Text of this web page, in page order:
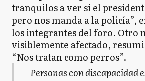
tranquilos a ver si el
pero nos manda a la policía”,
los integrantes del foro. Otro
visiblemente afectado,
“Nos tratan como perros”.
Personas con discapacidad